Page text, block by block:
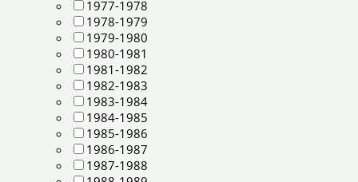
1977-1978
1978-1979
1979-1980
1980-1981
1981-1982
1982-1983
1983-1984
1984-1985
1985-1986
1986-1987
1987-1988